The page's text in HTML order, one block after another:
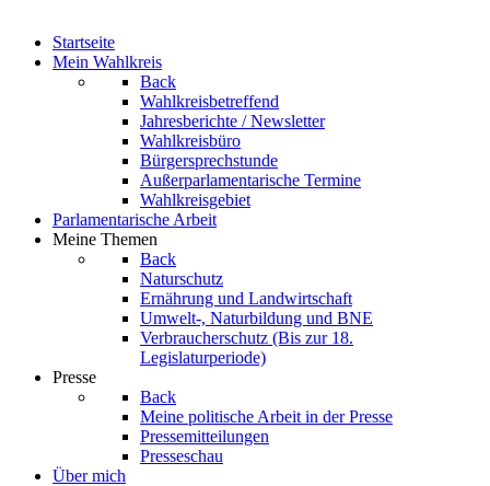
Startseite
Mein Wahlkreis
Back
Wahlkreisbetreffend
Jahresberichte / Newsletter
Wahlkreisbüro
Bürgersprechstunde
Außerparlamentarische Termine
Wahlkreisgebiet
Parlamentarische Arbeit
Meine Themen
Back
Naturschutz
Ernährung und Landwirtschaft
Umwelt-, Naturbildung und BNE
Verbraucherschutz (Bis zur 18.
Legislaturperiode)
Presse
Back
Meine politische Arbeit in der Presse
Pressemitteilungen
Presseschau
Über mich